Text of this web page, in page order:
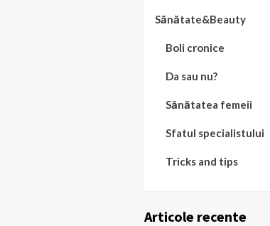
Sănătate&Beauty
Boli cronice
Da sau nu?
Sănătatea femeii
Sfatul specialistului
Tricks and tips
Articole recente